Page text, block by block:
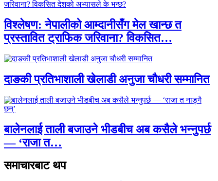
विश्लेषण: नेपालीको आम्दानीसँग मेल खान्छ त
प्रस्तावित ट्राफिक जरिवाना? विकसित…
दाङकी प्रतिभाशाली खेलाडी अनुजा चौधरी सम्मानित
बालेनलाई ताली बजाउने भीडबीच अब कसैले भन्नुपर्छ
— ‘राजा त…
समाचारबाट थप